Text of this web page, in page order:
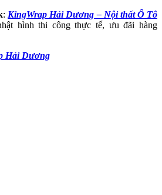
: KingWrap Hải Dương – Nội thất Ô Tô
hình thi công thực tế, ưu đãi hàng
Hải Dương